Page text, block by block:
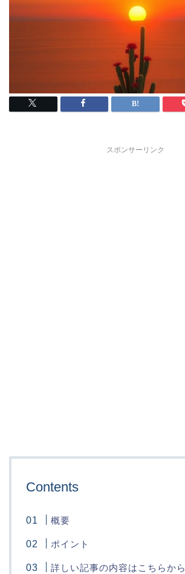
スポンサーリンク
Contents
概要
ポイント
詳しい記事の内容はこちらから